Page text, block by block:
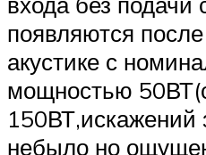
появляются
акустике с
мощностью
150ВТ,искажений
небыло но